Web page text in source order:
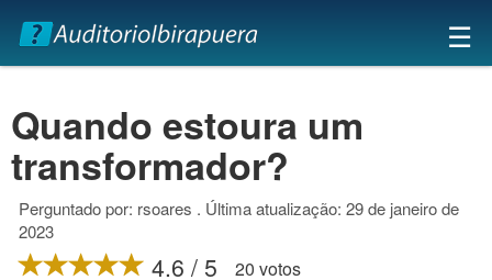
×
☰
Quando estoura um
transformador?
Perguntado por: rsoares . Última atualização: 29 de janeiro de
2023
4.6 / 5 20 votos